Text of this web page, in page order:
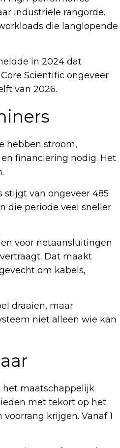
industriële rangorde.
die langlopende
in 2024 dat
Scientific ongeveer
van 2026.
hebben stroom,
financiering nodig. Het
van ongeveer 485
die periode veel sneller
voor netaansluitingen
Dat maakt
om kabels,
draaien, maar
niet alleen wie kan
het maatschappelijk
met tekort op het
krijgen. Vanaf 1